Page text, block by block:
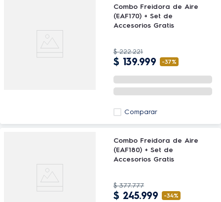
Combo Freidora de Aire
(EAF170) + Set de
Accesorios Gratis
$ 222.221
$ 139.999 -37%
Comparar
Combo Freidora de Aire
(EAF180) + Set de
Accesorios Gratis
$ 377.777
$ 245.999 -34%